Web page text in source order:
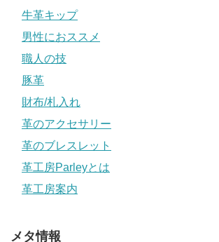
牛革キップ
男性におススメ
職人の技
豚革
財布/札入れ
革のアクセサリー
革のブレスレット
革工房Parleyとは
革工房案内
メタ情報